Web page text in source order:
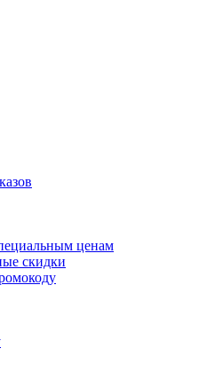
ценам
скидки